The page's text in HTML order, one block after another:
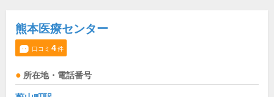
熊本医療センター
口コミ 4件
所在地・電話番号